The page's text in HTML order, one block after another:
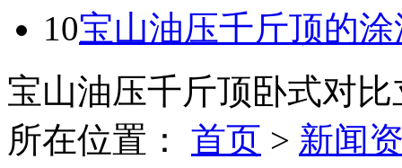
10宝山油压千斤顶的涂
宝山油压千斤顶卧式对
所在位置： 首页 > 新闻